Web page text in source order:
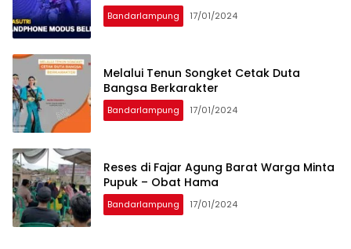
Bandarlampung 17/01/2024
Melalui Tenun Songket Cetak Duta
Bangsa Berkarakter
Bandarlampung 17/01/2024
Reses di Fajar Agung Barat Warga Minta
Pupuk – Obat Hama
Bandarlampung 17/01/2024